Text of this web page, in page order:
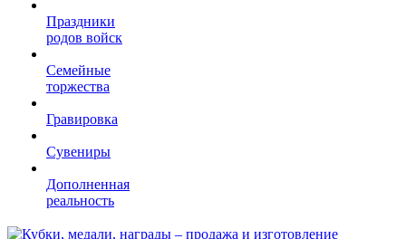
Праздники
родов войск
Семейные
торжества
Гравировка
Сувениры
Дополненная
реальность